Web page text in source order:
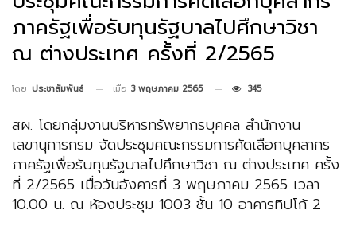
ภาครัฐเพื่อรับทุนรัฐบาลไปศึกษาวิชา
ณ ต่างประเทศ ครั้งที่ 2/2565
โดย ประชาสัมพันธ์ เมื่อ 3 พฤษภาคม 2565 345
สผ. โดยกลุ่มงานบริหารทรัพยากรบุคคล สำนักงาน
เลขานุการกรม จัดประชุมคณะกรรมการคัดเลือกบุคลากร
ภาครัฐเพื่อรับทุนรัฐบาลไปศึกษาวิชา ณ ต่างประเทศ ครั้ง
ที่ 2/2565 เมื่อวันอังคารที่ 3 พฤษภาคม 2565 เวลา
10.00 น. ณ ห้องประชุม 1003 ชั้น 10 อาคารทิปโก้ 2